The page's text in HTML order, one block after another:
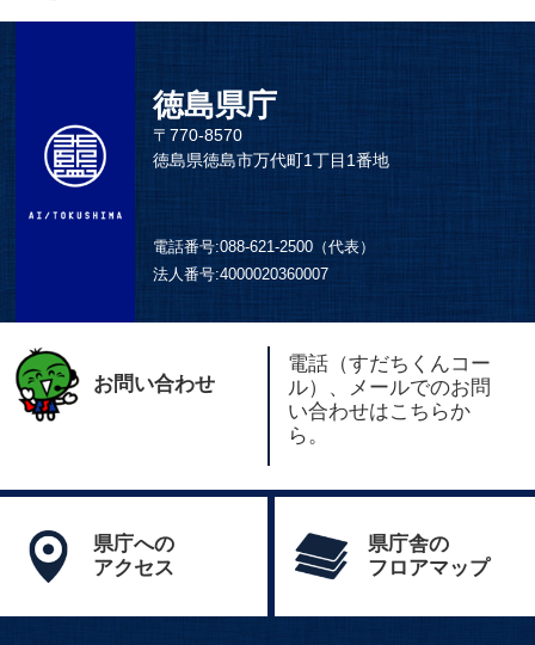
徳島県庁
〒770-8570
徳島県徳島市万代町1丁目1番地
電話番号:088-621-2500（代表）
法人番号:4000020360007
お問い合わせ
電話（すだちくんコー
ル）、メールでのお問
い合わせはこちらか
ら。
県庁への
アクセス
県庁舎の
フロアマップ